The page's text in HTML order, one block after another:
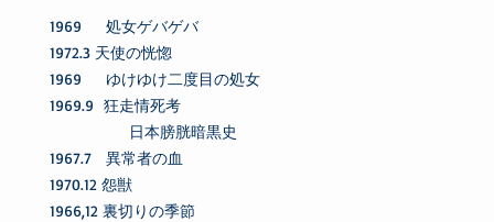
1969 処女ゲバゲバ
1972.3 天使の恍惚
1969 ゆけゆけ二度目の処女
1969.9 狂走情死考
日本膀胱暗黒史
1967.7 異常者の血
1970.12 怨獣
1966,12 裏切りの季節